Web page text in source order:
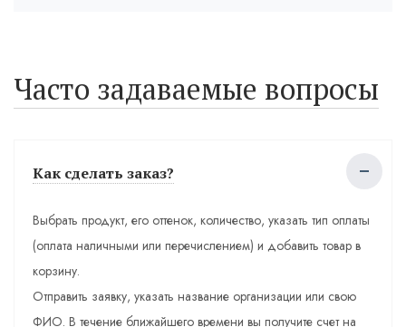
Часто задаваемые вопросы
Как сделать заказ?
Выбрать продукт, его оттенок, количество, указать тип оплаты
(оплата наличными или перечислением) и добавить товар в
корзину.
Отправить заявку, указать название организации или свою
ФИО. В течение ближайшего времени вы получите счет на